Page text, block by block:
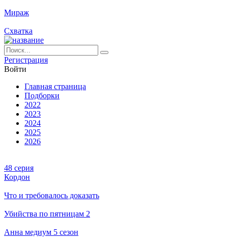
Мираж
Схватка
Ре­ги­ст­ра­ция
Вой­ти
Глав­ная стра­ни­ца
Подборки
2022
2023
2024
2025
2026
48 серия
Кордон
Что и требовалось доказать
Убийства по пятницам 2
Анна медиум 5 сезон